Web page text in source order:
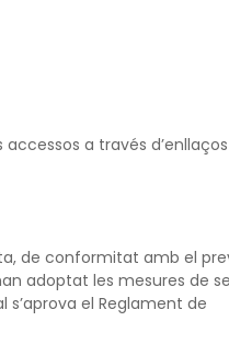
a través
de conformitat amb el
adoptat les mesures de
el Reglament de